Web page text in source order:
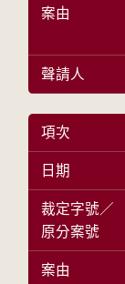
案由
聲請人
項次
日期
裁定字號／
原分案號
案由